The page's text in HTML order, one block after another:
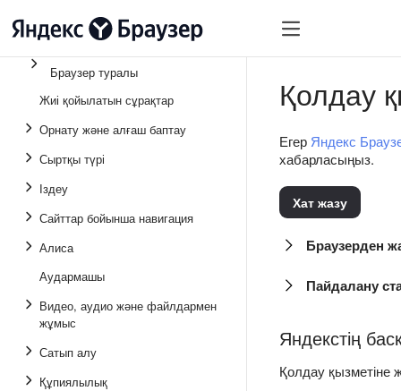
Браузер туралы
Жиі қойылатын сұрақтар
Орнату және алғаш баптау
Сыртқы түрі
Іздеу
Сайттар бойынша навигация
Алиса
Аудармашы
Видео, аудио және файлдармен
жұмыс
Сатып алу
Құпиялылық
Қолдау
Егер Яндекс
хабарласыңыз.
Хат жазу
Браузерден
Пайдалану
Яндекстің
Қолдау қызметіне